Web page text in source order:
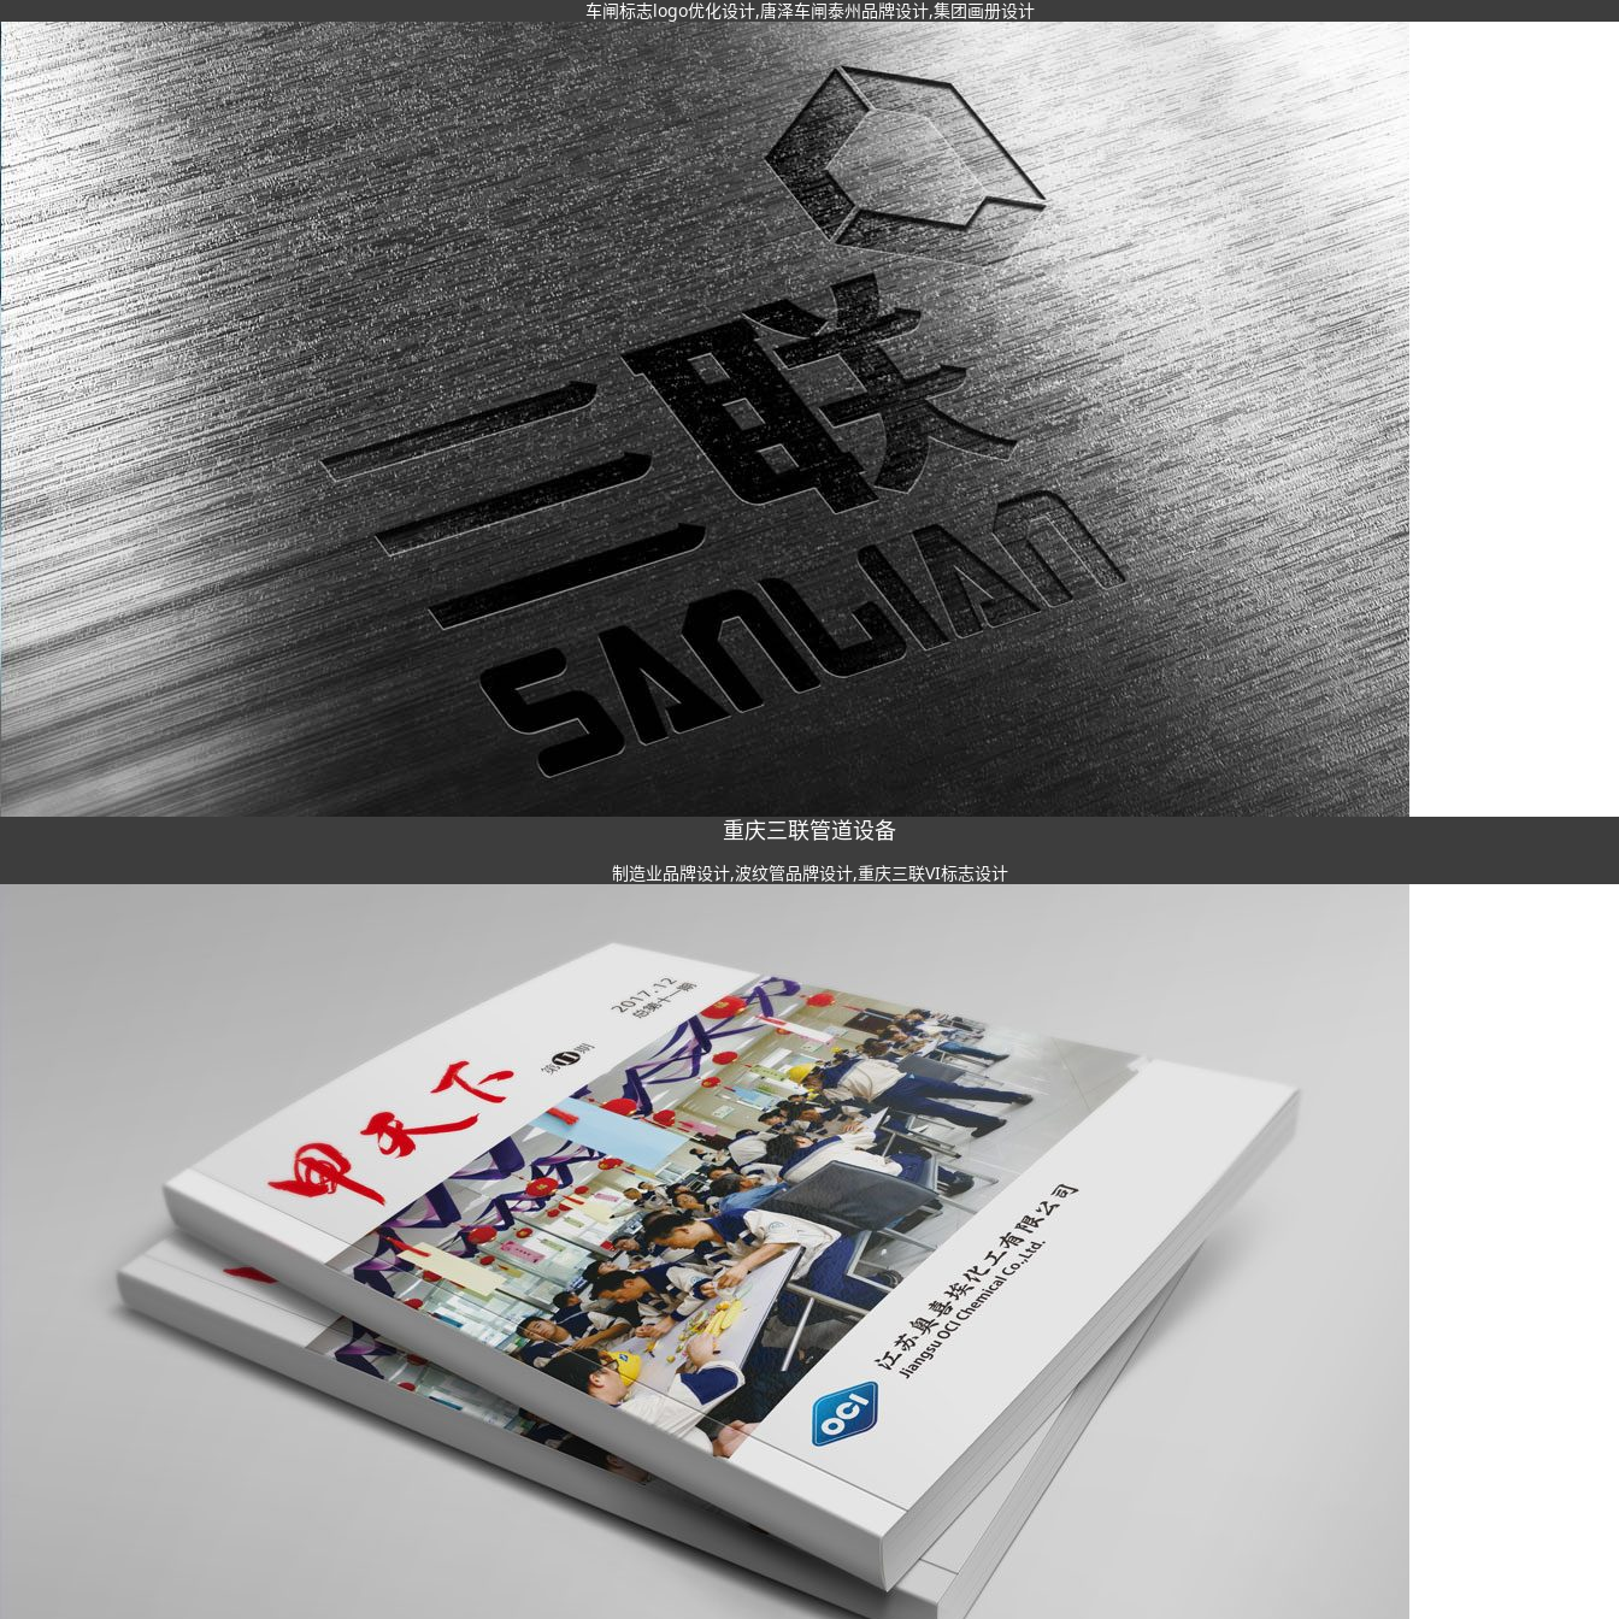
车闸标志logo优化设计,唐泽车闸泰州品牌设计,集团画册设计
重庆三联管道设备
制造业品牌设计,波纹管品牌设计,重庆三联VI标志设计